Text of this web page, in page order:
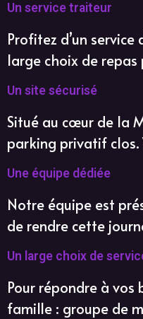
Un service traiteur
Profitez d’un
large choix de
Un site sécurisé
Situé au cœur de la
parking privatif
Une équipe dédiée
Notre équipe est
de rendre cette
Un large choix de
Pour répondre à vos
famille : groupe de